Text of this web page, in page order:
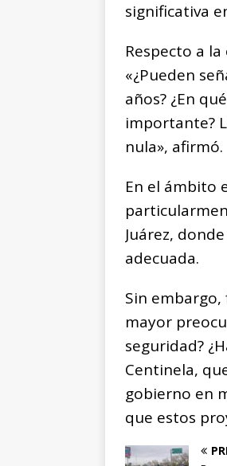
significativa
Respecto a
«¿Pueden
años? ¿En
importante?
nula», afirmó.
En el ámbito
Juárez,
adecuada.
Sin
mayor
seguridad?
Centinela,
gobierno en
que estos